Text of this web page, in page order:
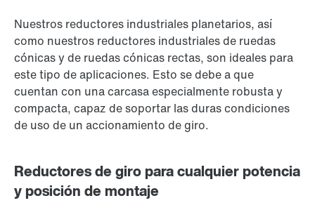
Nuestros reductores industriales planetarios, así
como nuestros reductores industriales de ruedas
cónicas y de ruedas cónicas rectas, son ideales para
este tipo de aplicaciones. Esto se debe a que
cuentan con una carcasa especialmente robusta y
compacta, capaz de soportar las duras condiciones
de uso de un accionamiento de giro.
Reductores de giro para cualquier potencia
y posición de montaje